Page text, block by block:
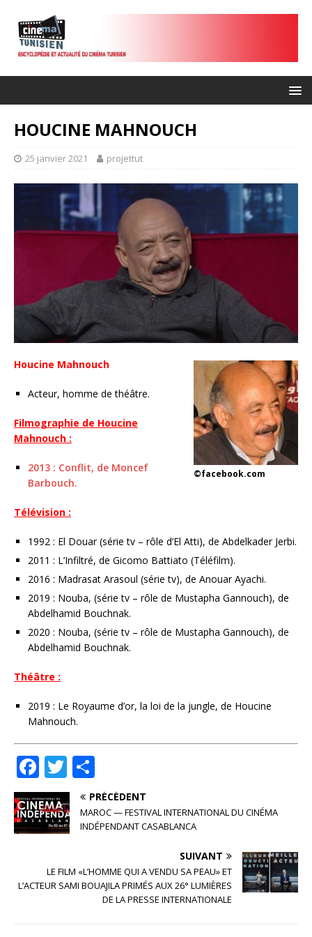
HOUCINE MAHNOUCH
25 janvier 2021 projettut
©facebook.com
Houcine Mahnouch
Acteur, homme de théâtre.
Filmographie de Houcine
Mahnouch :
2013 : Conflit, de Moncef
Barbouch.
Télévision :
1992 : El Douar (série tv – rôle d’El Atti), de Abdelkader Jerbi.
2011 : L’Infiltré, de Gicomo Battiato (Téléfilm).
2016 : Madrasat Arasoul (série tv), de Anouar Ayachi.
2019 : Nouba, (série tv – rôle de Mustapha Gannouch), de
Abdelhamid Bouchnak.
2020 : Nouba, (série tv – rôle de Mustapha Gannouch), de
Abdelhamid Bouchnak.
Théâtre :
2019 : Le Royaume d’or, la loi de la jungle, de Houcine
Mahnouch.
F
a
c
e
o
T
w
it
te
ar
ta
g
r
PRÉCÉDENT
MAROC — FESTIVAL INTERNATIONAL DU CINÉMA
INDÉPENDANT CASABLANCA
SUIVANT
LE FILM «L’HOMME QUI A VENDU SA PEAU» ET
L’ACTEUR SAMI BOUAJILA PRIMÉS AUX 26° LUMIÈRES
DE LA PRESSE INTERNATIONALE